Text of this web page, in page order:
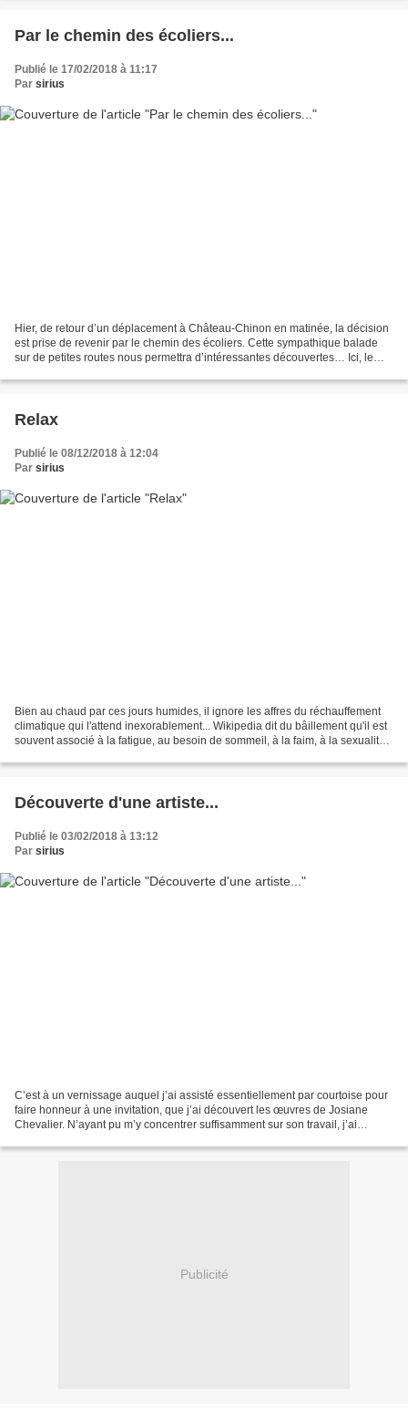
Par le chemin des écoliers...
Publié le 17/02/2018 à 11:17
Par sirius
Hier, de retour d’un déplacement à Château-Chinon en matinée, la décision
est prise de revenir par le chemin des écoliers. Cette sympathique balade
sur de petites routes nous permettra d’intéressantes découvertes… Ici, le
Relax
Publié le 08/12/2018 à 12:04
Par sirius
Bien au chaud par ces jours humides, il ignore les affres du réchauffement
climatique qui l'attend inexorablement... Wikipedia dit du bâillement qu'il est
souvent associé à la fatigue, au besoin de sommeil, à la faim, à la sexualité,
Découverte d'une artiste...
Publié le 03/02/2018 à 13:12
Par sirius
C’est à un vernissage auquel j’ai assisté essentiellement par courtoise pour
faire honneur à une invitation, que j’ai découvert les œuvres de Josiane
Chevalier. N’ayant pu m’y concentrer suffisamment sur son travail, j’ai
Publicité